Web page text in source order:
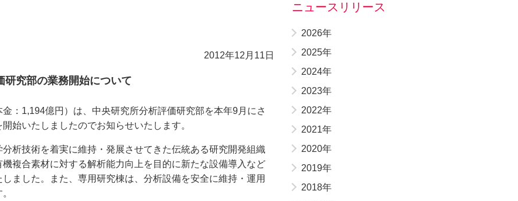
2012年12月11日
研究部の業務開始について
：1,194億円）は、中央研究所分析評価研究部を本年9月にさ
始いたしましたのでお知らせいたします。
析技術を着実に維持・発展させてきた伝統ある研究開発組織
複合素材に対する解析能力向上を目的に新たな設備導入など
ました。また、専用研究棟は、分析設備を安全に維持・運用
ニュースリリース
2026年
2025年
2024年
2023年
2022年
2021年
2020年
2019年
2018年